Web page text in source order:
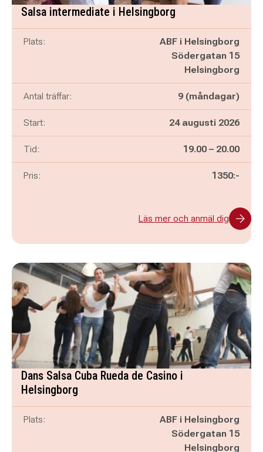
Salsa intermediate i Helsingborg
Plats:
ABF i Helsingborg
Södergatan 15
Helsingborg
Antal träffar: 9 (måndagar)
Start: 24 augusti 2026
Tid: Pågår mellan
19.00 – och
20.00
Pris: 1350:-
Läs mer och anmäl dig
Dans Salsa Cuba Rueda de Casino i
Helsingborg
Plats:
ABF i Helsingborg
Södergatan 15
Helsingborg